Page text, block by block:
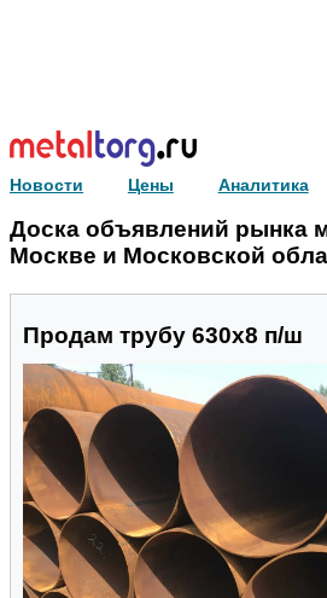
Новости Цены Аналитика
Доска объявлений рынка
Москве и Московской
Продам трубу 630х8 п/ш